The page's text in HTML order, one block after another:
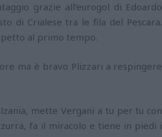
grazie all’eurogol di Edoardo
di Crialese tra le fila del Pescara.
al primo tempo.
ma è bravo Plizzari a respingere
mette Vergani a tu per tu con
fa il miracolo e tiene in piedi i